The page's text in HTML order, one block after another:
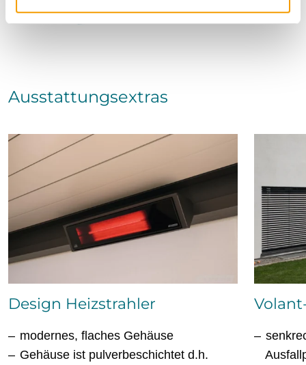
Ausstattungsextras
Design Heizstrahler
modernes, flaches Gehäuse
Gehäuse ist pulverbeschichtet d.h.